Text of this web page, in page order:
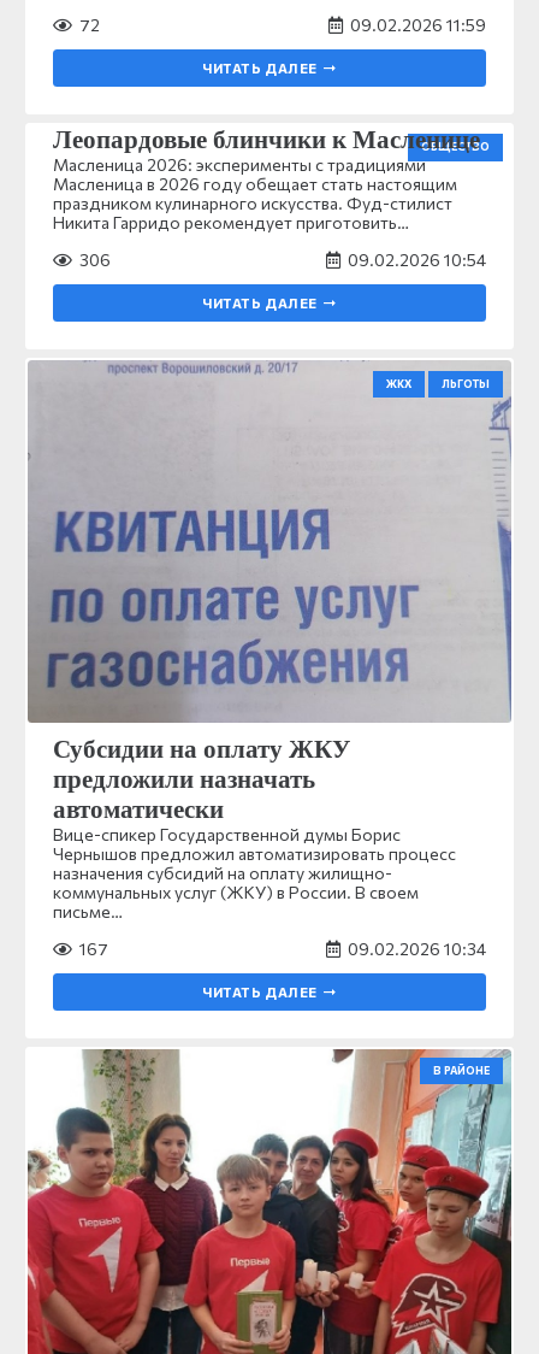
72
09.02.2026 11:59
ЧИТАТЬ ДАЛЕЕ
ОБЩЕСТВО
Леопардовые блинчики к Масленице
Масленица 2026: эксперименты с традициями
Масленица в 2026 году обещает стать настоящим
праздником кулинарного искусства. Фуд-стилист
Никита Гарридо рекомендует приготовить…
306
09.02.2026 10:54
ЧИТАТЬ ДАЛЕЕ
ЖКХ ЛЬГОТЫ
Субсидии на оплату ЖКУ
предложили назначать
автоматически
Вице-спикер Государственной думы Борис
Чернышов предложил автоматизировать процесс
назначения субсидий на оплату жилищно-
коммунальных услуг (ЖКУ) в России. В своем
письме…
167
09.02.2026 10:34
ЧИТАТЬ ДАЛЕЕ
В РАЙОНЕ